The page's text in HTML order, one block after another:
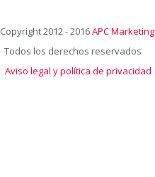
Copyright 2012 - 2016APC Marketing
Todos los derechos reservados
Aviso legal y política de privacidad